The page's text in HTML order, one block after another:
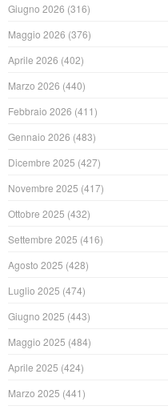
Giugno 2026 (316)
Maggio 2026 (376)
Aprile 2026 (402)
Marzo 2026 (440)
Febbraio 2026 (411)
Gennaio 2026 (483)
Dicembre 2025 (427)
Novembre 2025 (417)
Ottobre 2025 (432)
Settembre 2025 (416)
Agosto 2025 (428)
Luglio 2025 (474)
Giugno 2025 (443)
Maggio 2025 (484)
Aprile 2025 (424)
Marzo 2025 (441)